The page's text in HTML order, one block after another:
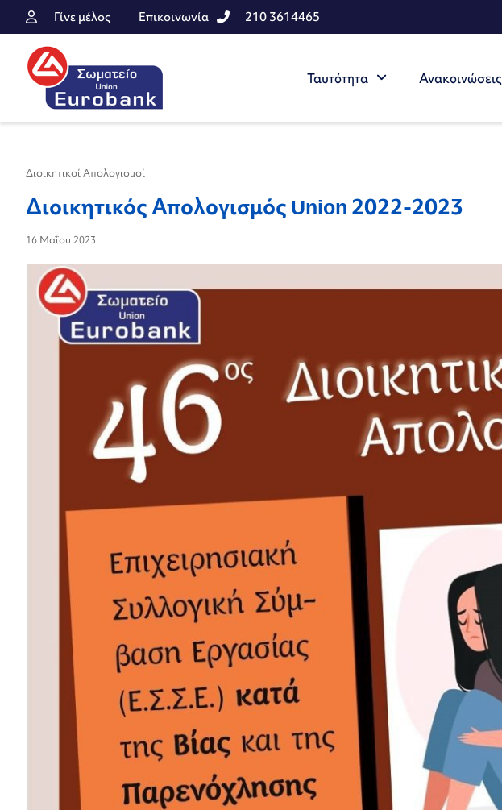
Γίνε μέλος Επικοινωνία 210 3614465
Ταυτότητα Ανακοινώσεις
Διοικητικοί Απολογισμοί
Διοικητικός Απολογισμός Union 2022-2023
16 Μαΐου 2023